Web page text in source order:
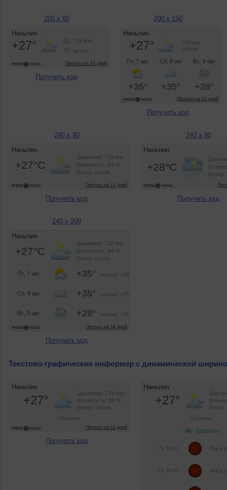
200 x 80
Получить код
200 x 150
Получить код
240 x 90
Получить код
240 x 90
Получить код
240 x 200
Получить код
Текстово-графические информер с динамической
Получить код